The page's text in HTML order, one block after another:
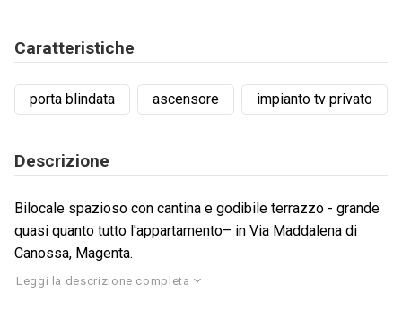
Caratteristiche
porta blindata ascensore impianto tv privato
Descrizione
Bilocale spazioso con cantina e godibile terrazzo - grande
quasi quanto tutto l'appartamento– in Via Maddalena di
Canossa, Magenta.
Leggi la descrizione completa